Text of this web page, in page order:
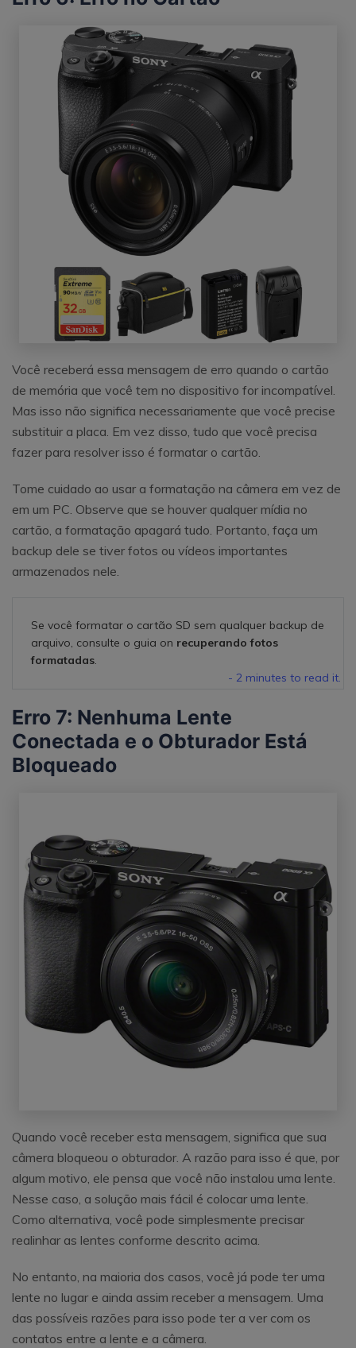
Você receberá essa mensagem de erro quando o cartão
de memória que você tem no dispositivo for incompatível.
Mas isso não significa necessariamente que você precise
substituir a placa. Em vez disso, tudo que você precisa
fazer para resolver isso é formatar o cartão.
Tome cuidado ao usar a formatação na câmera em vez de
em um PC. Observe que se houver qualquer mídia no
cartão, a formatação apagará tudo. Portanto, faça um
backup dele se tiver fotos ou vídeos importantes
armazenados nele.
Se você formatar o cartão SD sem qualquer backup de
arquivo, consulte o guia on recuperando fotos
formatadas.
- 2 minutes to read it.
Erro 7: Nenhuma Lente
Conectada e o Obturador Está
Bloqueado
Quando você receber esta mensagem, significa que sua
câmera bloqueou o obturador. A razão para isso é que, por
algum motivo, ele pensa que você não instalou uma lente.
Nesse caso, a solução mais fácil é colocar uma lente.
Como alternativa, você pode simplesmente precisar
realinhar as lentes conforme descrito acima.
No entanto, na maioria dos casos, você já pode ter uma
lente no lugar e ainda assim receber a mensagem. Uma
das possíveis razões para isso pode ter a ver com os
contatos entre a lente e a câmera.